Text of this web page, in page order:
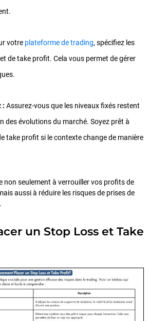
votre plateforme de trading, spécifiez les
et de take profit. Cela vous permet de gérer
: Assurez-vous que les niveaux fixés restent
des évolutions du marché. Soyez prêt à
take profit si le contexte change de manière
non seulement à verrouiller vos profits de
aussi à réduire les risques de prises de
un Stop Loss et Take